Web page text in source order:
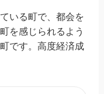
いる町で、都会を
を感じられるよう
です。高度経済成